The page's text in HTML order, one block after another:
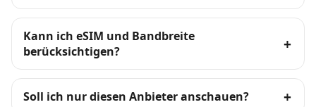
Kann ich eSIM und Bandbreite
berücksichtigen?
Soll ich nur diesen Anbieter anschauen?